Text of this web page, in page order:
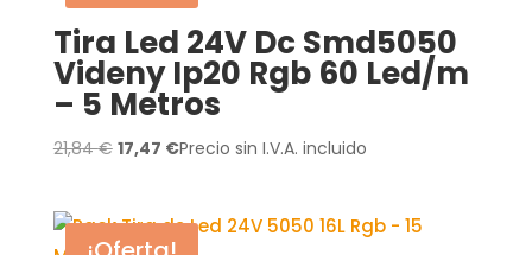
Tira Led 24V Dc Smd5050
Videny Ip20 Rgb 60 Led/m
– 5 Metros
21,84€ El
era:
17,47 €El
es:
Precio sin I.V.A. incluido